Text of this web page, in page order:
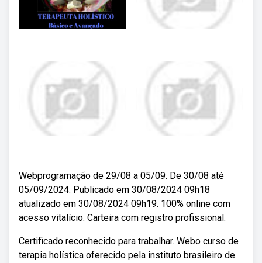
Webprogramação de 29/08 a 05/09. De 30/08 até
05/09/2024. Publicado em 30/08/2024 09h18
atualizado em 30/08/2024 09h19. 100% online com
acesso vitalício. Carteira com registro profissional.
Certificado reconhecido para trabalhar. Webo curso de
terapia holística oferecido pela instituto brasileiro de